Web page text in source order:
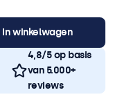
In winkelwagen
4,8/5 op basis
van 5.000+
reviews